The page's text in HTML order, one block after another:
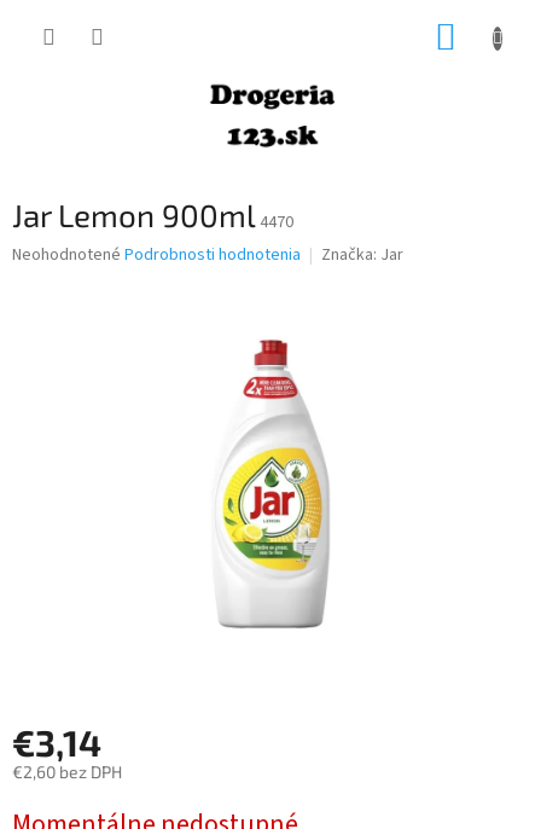
Jar Lemon 900ml 4470
Priemerné
Neohodnotené Podrobnosti hodnotenia Značka: Jar
€3,14
€2,60 bez DPH